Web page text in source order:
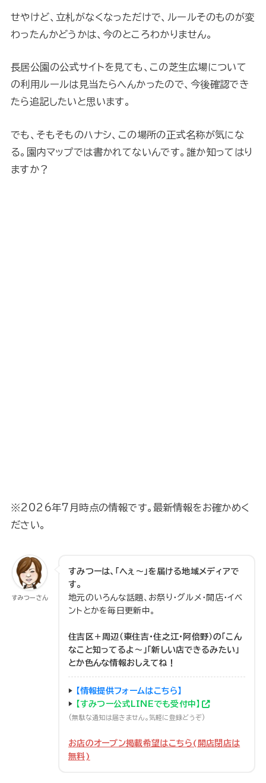
せやけど、立札がなくなっただけで、ルールそのものが変
わったんかどうかは、今のところわかりません。
長居公園の公式サイトを見ても、この芝生広場について
の利用ルールは見当たらへんかったので、今後確認でき
たら追記したいと思います。
でも、そもそものハナシ、この場所の正式名称が気にな
る。園内マップでは書かれてないんです。誰か知ってはり
ますか？
※2026年7月時点の情報です。最新情報をお確かめく
ださい。
すみつーさん
すみつーは、「へぇ～」を届ける地域メディアで
す。
地元のいろんな話題、お祭り・グルメ・開店・イベ
ントとかを毎日更新中。
住吉区＋周辺（東住吉・住之江・阿倍野）の「こん
なこと知ってるよ～」「新しい店できるみたい」
とか色んな情報おしえてね！
▶
【情報提供フォームはこちら】
▶
【すみつー公式LINEでも受付中】
(無駄な通知は届きません。気軽に登録どうぞ)
お店のオープン掲載希望はこちら(開店閉店は
無料)